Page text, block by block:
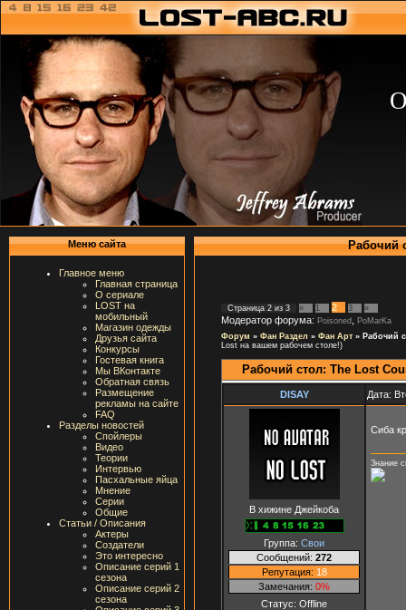
Меню сайта
Главное меню
Главная страница
О сериале
LOST на
мобильный
Магазин одежды
Друзья сайта
Конкурсы
Гостевая книга
Мы ВКонтакте
Обратная связь
Размещение
рекламы на сайте
FAQ
Разделы новостей
Спойлеры
Видео
Теории
Интервью
Пасхальные яйца
Мнение
Серии
Общие
Статьи / Описания
Актеры
Создатели
Это интересно
Описание серий 1
сезона
Описание серий 2
сезона
Рабочий
Страница 2 из 3 « 1 2 3 »
Модератор форума: Poisoned
PoMarKa
Форум » Фан Раздел » Фан Арт » Рабочий
Lost на вашем рабочем столе!)
Рабочий стол: The Lost
DISAY Дата:
В хижине Джейкоба
Группа: Свои
Сообщений: 272
Репутация: 18
Замечания: 0%
Статус: Offline
Сиба
Знание